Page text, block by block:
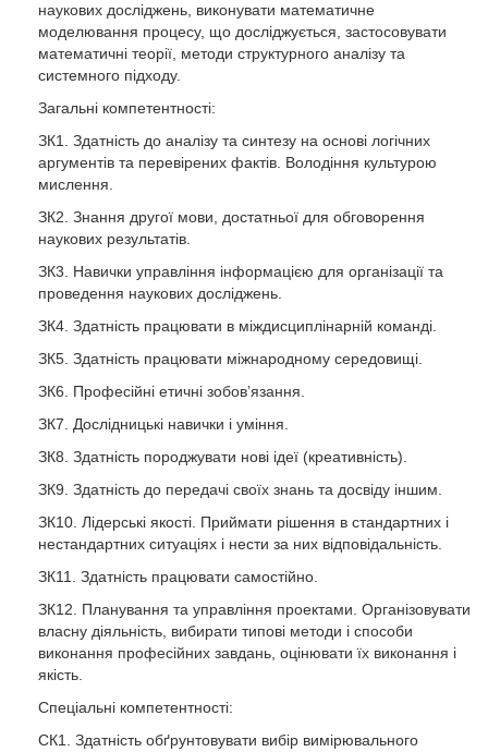
наукових досліджень, виконувати математичне
моделювання процесу, що досліджується, застосовувати
математичні теорії, методи структурного аналізу та
системного підходу.
Загальні компетентності:
ЗК1. Здатність до аналізу та синтезу на основі логічних
аргументів та перевірених фактів. Володіння культурою
мислення.
ЗК2. Знання другої мови, достатньої для обговорення
наукових результатів.
ЗК3. Навички управління інформацією для організації та
проведення наукових досліджень.
ЗК4. Здатність працювати в міждисциплінарній команді.
ЗК5. Здатність працювати міжнародному середовищі.
ЗК6. Професійні етичні зобов’язання.
ЗК7. Дослідницькі навички і уміння.
ЗК8. Здатність породжувати нові ідеї (креативність).
ЗК9. Здатність до передачі своїх знань та досвіду іншим.
ЗК10. Лідерські якості. Приймати рішення в стандартних і
нестандартних ситуаціях і нести за них відповідальність.
ЗК11. Здатність працювати самостійно.
ЗК12. Планування та управління проектами. Організовувати
власну діяльність, вибирати типові методи і способи
виконання професійних завдань, оцінювати їх виконання і
якість.
Спеціальні компетентності:
СК1. Здатність обґрунтовувати вибір вимірювального